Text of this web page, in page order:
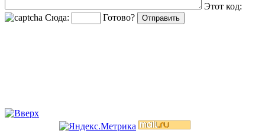
Этот код:
Сюда:
Готово?